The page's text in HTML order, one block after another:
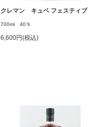
クレマン キュベ フェスティブ
700ml 40％
6,600円(税込)